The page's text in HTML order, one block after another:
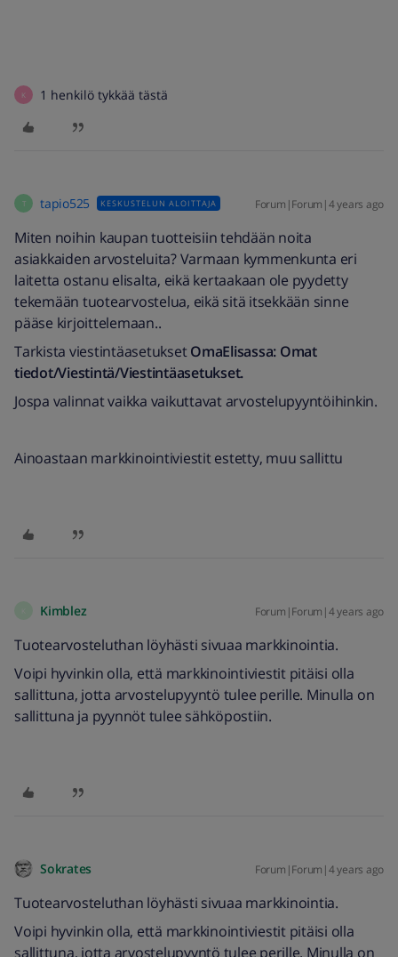
K 1 henkilö tykkää tästä
T tapio525 KESKUSTELUN ALOITTAJA Forum|Forum|4 years ago
Miten noihin kaupan tuotteisiin tehdään noita
asiakkaiden arvosteluita? Varmaan kymmenkunta eri
laitetta ostanu elisalta, eikä kertaakaan ole pyydetty
tekemään tuotearvostelua, eikä sitä itsekkään sinne
pääse kirjoittelemaan..
Tarkista viestintäasetuksetOmaElisassa: Omat
tiedot/Viestintä/Viestintäasetukset.
Jospa valinnat vaikka vaikuttavat arvostelupyyntöihinkin.
Ainoastaan markkinointiviestit estetty, muu sallittu
Kimblez Forum|Forum|4 years ago
Tuotearvosteluthan löyhästi sivuaa markkinointia.
Voipi hyvinkin olla, että markkinointiviestit pitäisi olla
sallittuna, jotta arvostelupyyntö tulee perille. Minulla on
sallittuna ja pyynnöt tulee sähköpostiin.
Sokrates Forum|Forum|4 years ago
Tuotearvosteluthan löyhästi sivuaa markkinointia.
Voipi hyvinkin olla, että markkinointiviestit pitäisi olla
sallittuna, jotta arvostelupyyntö tulee perille. Minulla on